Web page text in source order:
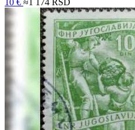
10 € ≈1 174 RSD